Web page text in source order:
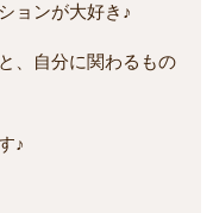
ョンが大好き♪
、自分に関わるもの
♪